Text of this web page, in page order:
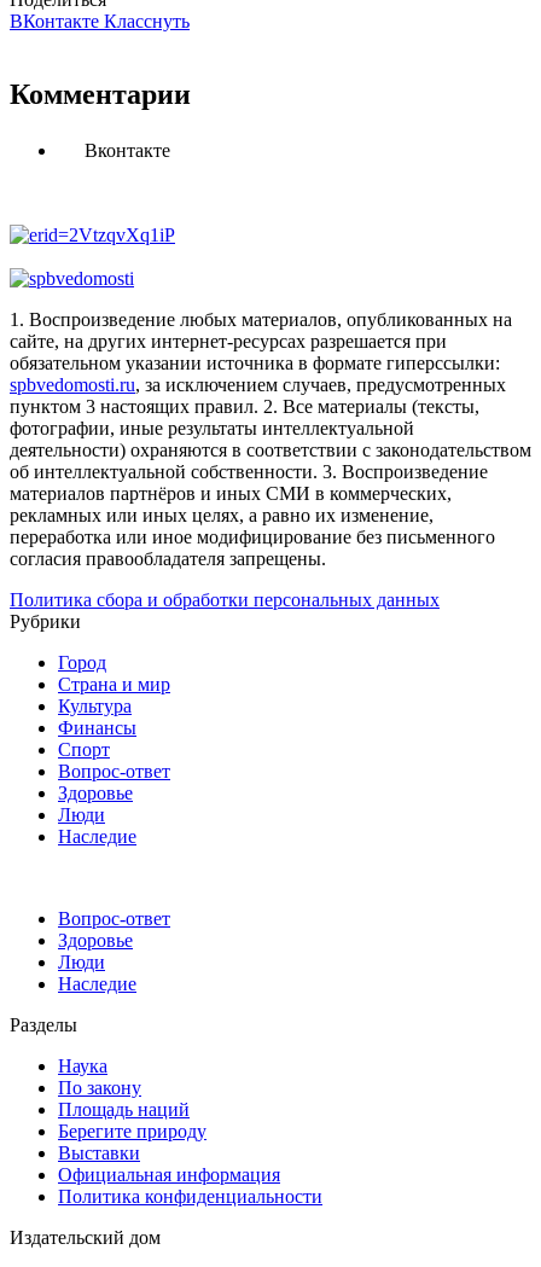
ВКонтакте Класснуть
Комментарии
Вконтакте
1. Воспроизведение любых материалов, опубликованных на
сайте, на других интернет-ресурсах разрешается при
обязательном указании источника в формате гиперссылки:
spbvedomosti.ru, за исключением случаев, предусмотренных
пунктом 3 настоящих правил. 2. Все материалы (тексты,
фотографии, иные результаты интеллектуальной
деятельности) охраняются в соответствии с законодательством
об интеллектуальной собственности. 3. Воспроизведение
материалов партнёров и иных СМИ в коммерческих,
рекламных или иных целях, а равно их изменение,
переработка или иное модифицирование без письменного
согласия правообладателя запрещены.
Политика сбора и обработки персональных данных
Рубрики
Город
Страна и мир
Культура
Финансы
Спорт
Вопрос-ответ
Здоровье
Люди
Наследие
Вопрос-ответ
Здоровье
Люди
Наследие
Разделы
Наука
По закону
Площадь наций
Берегите природу
Выставки
Официальная информация
Политика конфиденциальности
Издательский дом